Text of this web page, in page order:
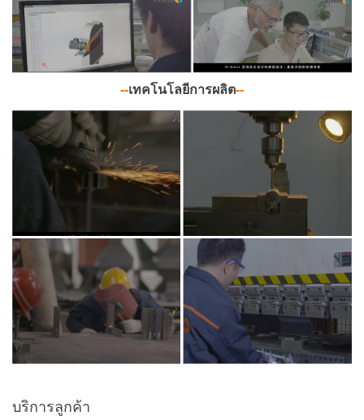
--เทคโนโลยีการผลิต--
บริการลูกค้า